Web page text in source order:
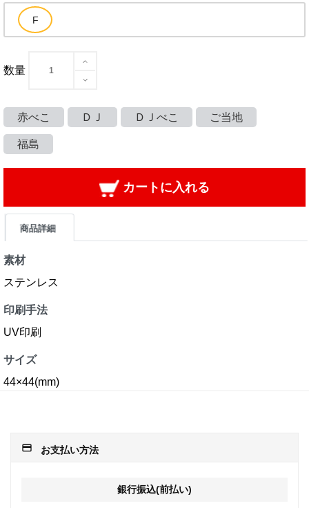
数量
赤べこ ＤＪ ＤＪべこ ご当地
福島
カートに入れる
商品詳細
素材
ステンレス
印刷手法
UV印刷
サイズ
44×44(mm)
payment お支払い方法
銀行振込(前払い)